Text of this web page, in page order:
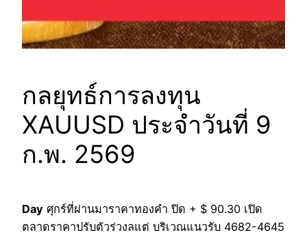
กลยุทธ์การลงทุน
XAUUSD ประจำวันที่ 9
ก.พ. 2569
Day ศุกร์ที่ผ่านมาราคาทองคำ ปิด + $ 90.30 เปิด
ตลาดราคาปรับตัวร่วงลแต่ บริเวณแนวรับ 4682-4645